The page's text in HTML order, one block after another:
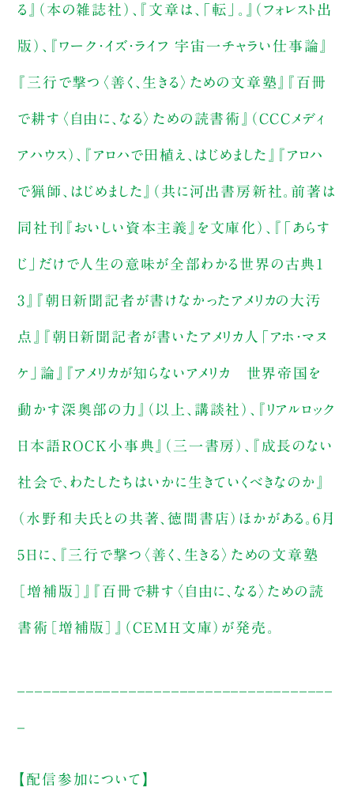
る』（本の雑誌社）、『文章は、「転」。』（フォレスト出
版）、『ワーク・イズ・ライフ 宇宙一チャラい仕事論』
『三行で撃つ〈善く、生きる〉ための文章塾』『百冊
で耕す〈自由に、なる〉ための読書術』（CCCメディ
アハウス）、『アロハで田植え、はじめました』『アロハ
で猟師、はじめました』（共に河出書房新社。前著は
同社刊『おいしい資本主義』を文庫化）、『「あらす
じ」だけで人生の意味が全部わかる世界の古典1
3』『朝日新聞記者が書けなかったアメリカの大汚
点』『朝日新聞記者が書いたアメリカ人「アホ・マヌ
ケ」論』『アメリカが知らないアメリカ 世界帝国を
動かす深奥部の力』（以上、講談社）、『リアルロック
日本語ROCK小事典』（三一書房）、『成長のない
社会で、わたしたちはいかに生きていくべきなのか』
（水野和夫氏との共著、徳間書店）ほかがある。6月
5日に、『三行で撃つ〈善く、生きる〉ための文章塾
［増補版］』『百冊で耕す〈自由に、なる〉ための読
書術［増補版］』（CEMH文庫）が発売。
【配信参加について】